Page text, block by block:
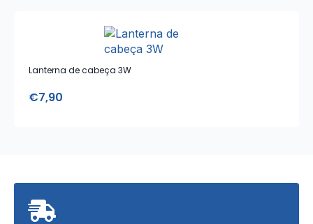
Lanterna de cabeça 3W
€7,90